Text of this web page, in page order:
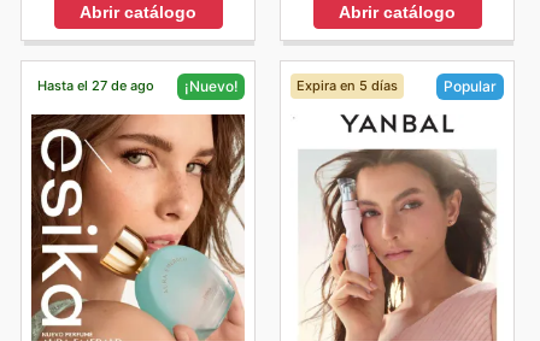
Abrir catálogo Abrir catálogo
Hasta el 27 de ago ¡Nuevo! Expira en 5 días Popular